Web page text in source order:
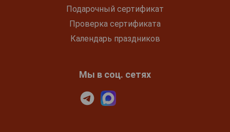
Подарочный сертификат
Проверка сертификата
Календарь праздников
Мы в соц. сетях